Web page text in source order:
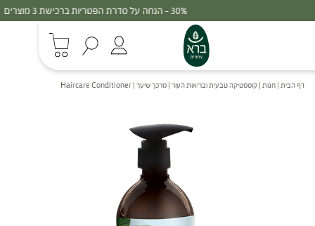
דף הבית | חנות | קוסמטיקה טבעית ובריאות העור | מרכך שיער | Haircare Conditioner